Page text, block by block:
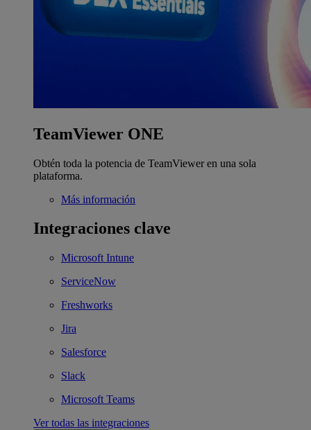
TeamViewer ONE
Obtén toda la potencia de TeamViewer en una sola
plataforma.
Más información
Integraciones clave
Microsoft Intune
ServiceNow
Freshworks
Jira
Salesforce
Slack
Microsoft Teams
Ver todas las integraciones